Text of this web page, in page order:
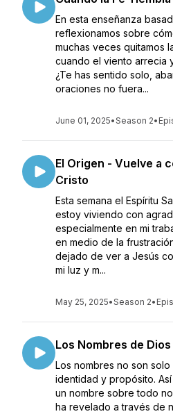
En esta enseñanza
reflexionamos sobre
muchas veces quitamos
cuando el viento arrecia
¿Te has sentido solo,
oraciones no fuera...
June 01, 2025•Season 2•
El Origen - Vuelve a
Cristo
Esta semana el Espíritu
estoy viviendo con
especialmente en mi
en medio de la
dejado de ver a Jesús
mi luz y m...
May 25, 2025•Season 2•
Los Nombres de Dios
Los nombres no son
identidad y propósito.
un nombre sobre todo
ha revelado a través de